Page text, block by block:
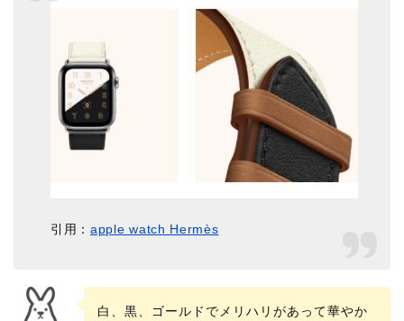
引用：apple watch Hermès
白、黒、ゴールドでメリハリがあって華やか